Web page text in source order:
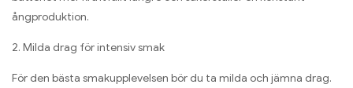
ångproduktion.
2. Milda drag för intensiv smak
För den bästa smakupplevelsen bör du ta milda och jämna drag.